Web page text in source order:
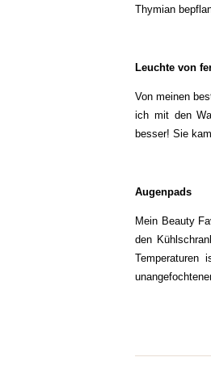
Thymian
Leuchte von
Von meinen
ich mit den
besser! Sie
Augenpads
Mein Beauty
den